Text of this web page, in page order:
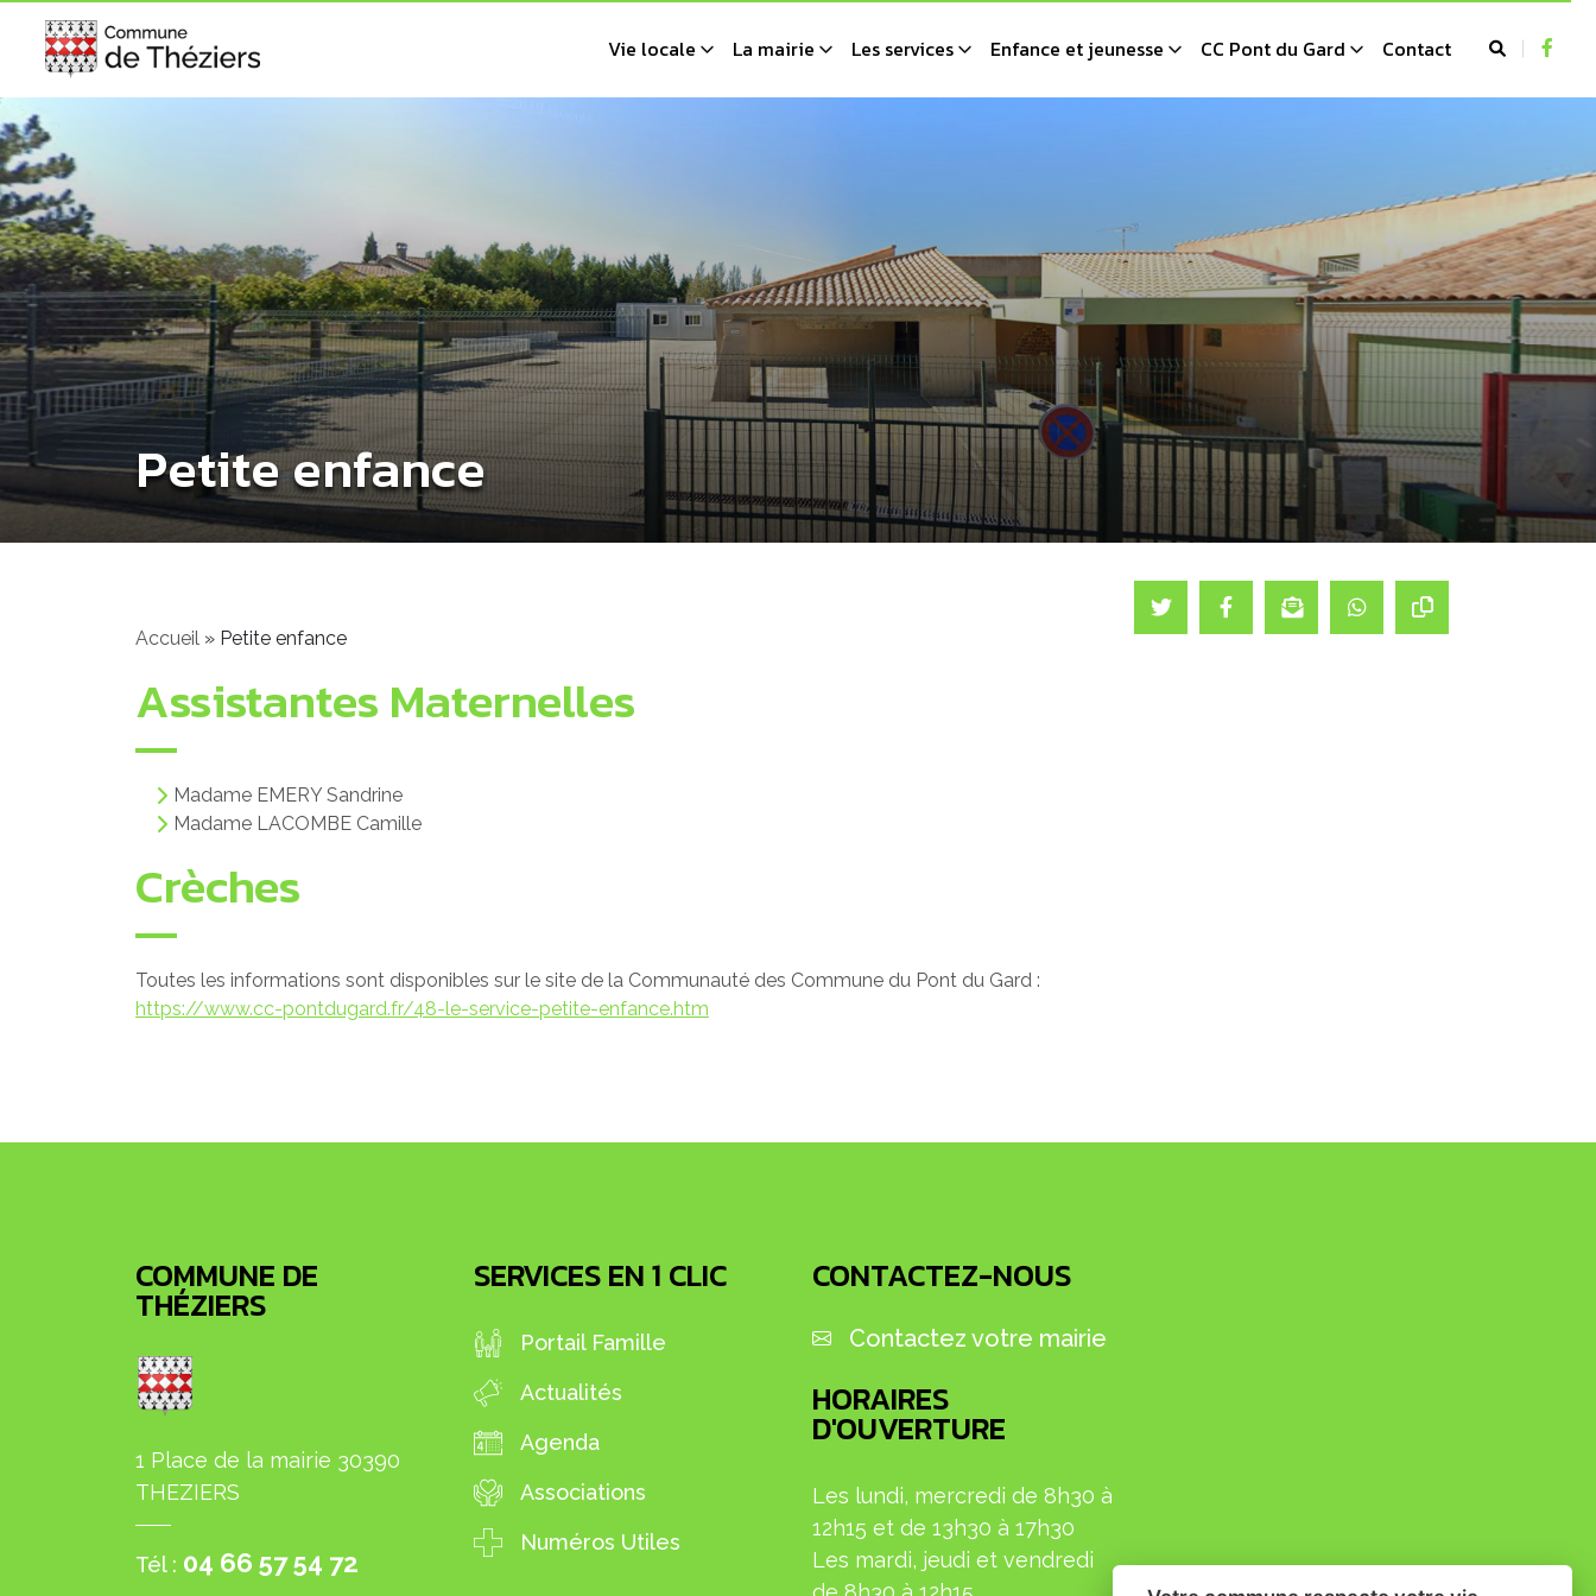
Vie locale La mairie Les services Enfance et jeunesse CC Pont du Gard Contact
Petite enfance
Accueil » Petite enfance
Assistantes Maternelles
Madame EMERY Sandrine
Madame LACOMBE Camille
Crèches
Toutes les informations sont disponibles sur le site de la Communauté des Commune du Pont du Gard :
https://www.cc-pontdugard.fr/48-le-service-petite-enfance.htm
COMMUNE DE
THÉZIERS
1 Place de la mairie 30390
THEZIERS
Tél : 04 66 57 54 72
SERVICES EN 1 CLIC
Portail Famille
Actualités
Agenda
Associations
Numéros Utiles
CONTACTEZ-NOUS
Contactez votre mairie
HORAIRES
D'OUVERTURE
Les lundi, mercredi de 8h30 à
12h15 et de 13h30 à 17h30
L es mardi, jeudi et vendredi